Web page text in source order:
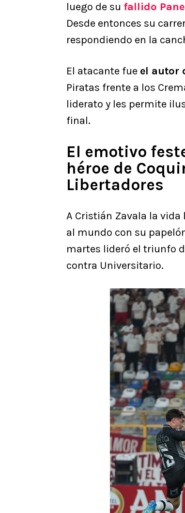
luego de su fallido
Desde entonces su
respondiendo en la
El atacante fue el autor
Piratas frente a los
liderato y les permite
final.
El emotivo
héroe de
Libertadores
A Cristián Zavala la vida
al mundo con su
martes lideró el triunfo
contra Universitario.